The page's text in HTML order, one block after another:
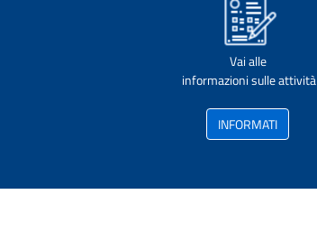
Vai alle
informazioni sulle attività
INFORMATI